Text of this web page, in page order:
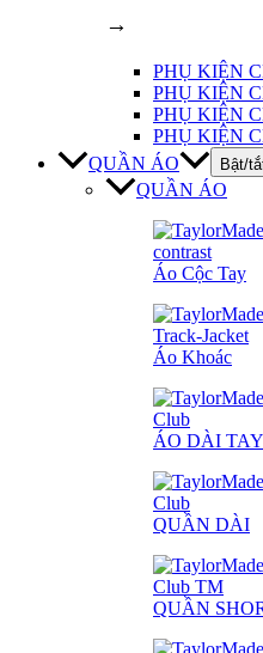
→
PHỤ KIỆN
PHỤ KIỆN
PHỤ KIỆN
PHỤ KIỆN
QUẦN ÁO
Bật/
QUẦN ÁO
Áo Cộc Tay
Áo Khoác
ÁO DÀI TAY
QUẦN DÀI
QUẦN